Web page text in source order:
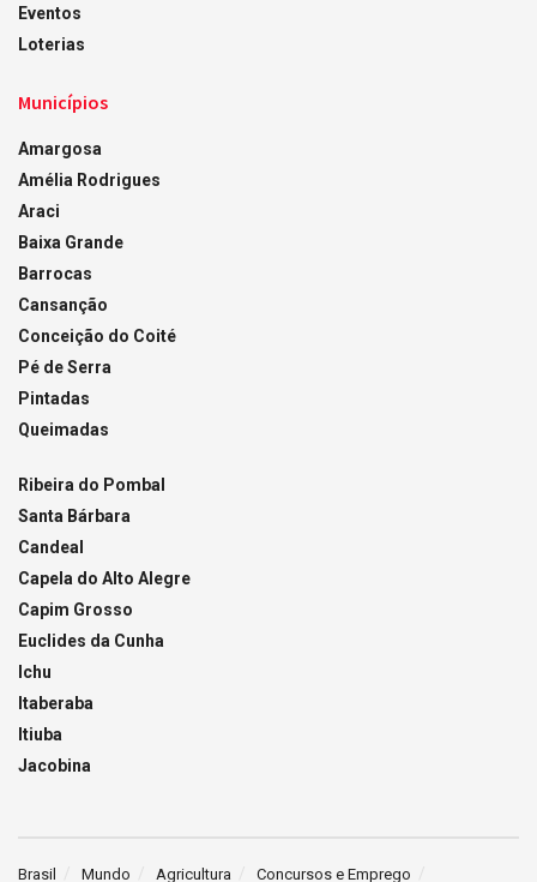
Eventos
Loterias
Municípios
Amargosa
Amélia Rodrigues
Araci
Baixa Grande
Barrocas
Cansanção
Conceição do Coité
Pé de Serra
Pintadas
Queimadas
Ribeira do Pombal
Santa Bárbara
Candeal
Capela do Alto Alegre
Capim Grosso
Euclides da Cunha
Ichu
Itaberaba
Itiuba
Jacobina
Brasil Mundo Agricultura Concursos e Emprego